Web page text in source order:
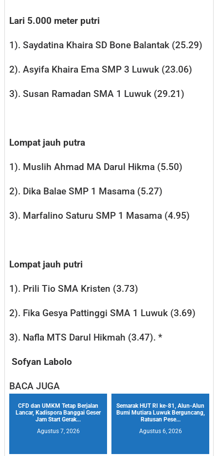
Lari 5.000 meter putri
1). Saydatina Khaira SD Bone Balantak (25.29)
2). Asyifa Khaira Ema SMP 3 Luwuk (23.06)
3). Susan Ramadan SMA 1 Luwuk (29.21)
Lompat jauh putra
1). Muslih Ahmad MA Darul Hikma (5.50)
2). Dika Balae SMP 1 Masama (5.27)
3). Marfalino Saturu SMP 1 Masama (4.95)
Lompat jauh putri
1). Prili Tio SMA Kristen (3.73)
2). Fika Gesya Pattinggi SMA 1 Luwuk (3.69)
3). Nafla MTS Darul Hikmah (3.47). *
Sofyan Labolo
BACA JUGA
CFD dan UMKM Tetap Berjalan
Lancar, Kadispora Banggai Geser
Jam Start Gerak...
Agustus 7, 2026
Semarak HUT RI ke-81, Alun-Alun
Bumi Mutiara Luwuk Berguncang,
Ratusan Pese...
Agustus 6, 2026